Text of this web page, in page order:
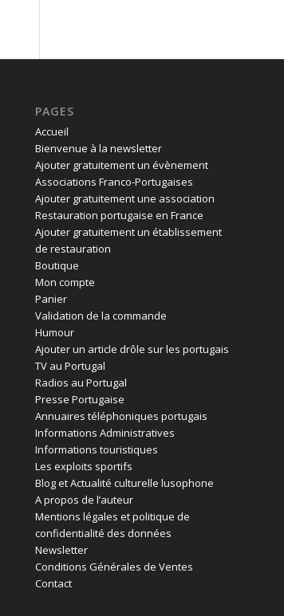
PAGES
Accueil
Bienvenue à la newsletter
Ajouter gratuitement un évènement
Associations Franco-Portugaises
Ajouter gratuitement une association
Restauration portugaise en France
Ajouter gratuitement un établissement
de restauration
Boutique
Mon compte
Panier
Validation de la commande
Humour
Ajouter un article drôle sur les portugais
TV au Portugal
Radios au Portugal
Presse Portugaise
Annuaires téléphoniques portugais
Informations Administratives
Informations touristiques
Les exploits sportifs
Blog et Actualité culturelle lusophone
A propos de l’auteur
Mentions légales et politique de
confidentialité des données
Newsletter
Conditions Générales de Ventes
Contact